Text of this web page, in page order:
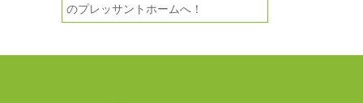
のプレッサントホームへ！